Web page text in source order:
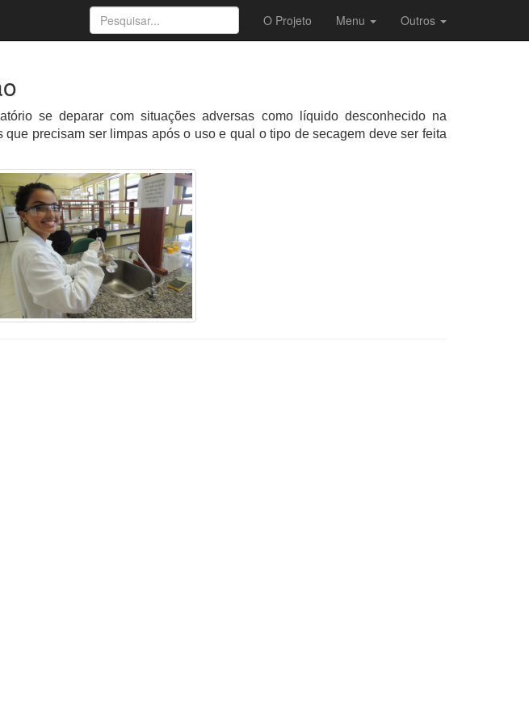
O Projeto Menu Outros
se deparar com situações adversas como líquido desconhecido na
precisam ser limpas após o uso e qual o tipo de secagem deve ser feita